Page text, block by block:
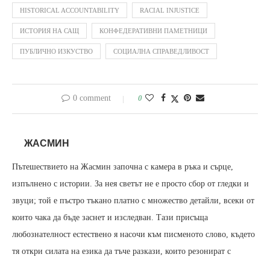
HISTORICAL ACCOUNTABILITY RACIAL INJUSTICE
ИСТОРИЯ НА САЩ КОНФЕДЕРАТИВНИ ПАМЕТНИЦИ
ПУБЛИЧНО ИЗКУСТВО СОЦИАЛНА СПРАВЕДЛИВОСТ
0 comment 0
ЖАСМИН
Пътешествието на Жасмин започна с камера в ръка и сърце,
изпълнено с истории. За нея светът не е просто сбор от гледки и
звуци; той е пъстро тъкано платно с множество детайли, всеки от
които чака да бъде заснет и изследван. Тази присъща
любознателност естествено я насочи към писменото слово, където
тя откри силата на езика да тъче разкази, които резонират с